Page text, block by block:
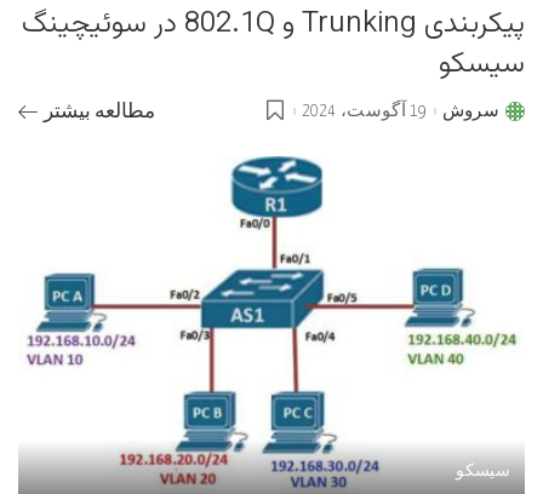
پیکربندی Trunking و 802.1Q در سوئیچینگ
سیسکو
Postedسروش 19 آگوست، 2024 مطالعه بیشتر
سیسکو